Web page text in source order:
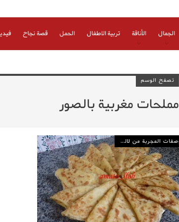
الجمال الأناقة تربية الاطفال الحمل قصة نجاح
تصفح الوسم
مملحات مغربية بالصور
الوصفات المجربة من لالة مولاتي